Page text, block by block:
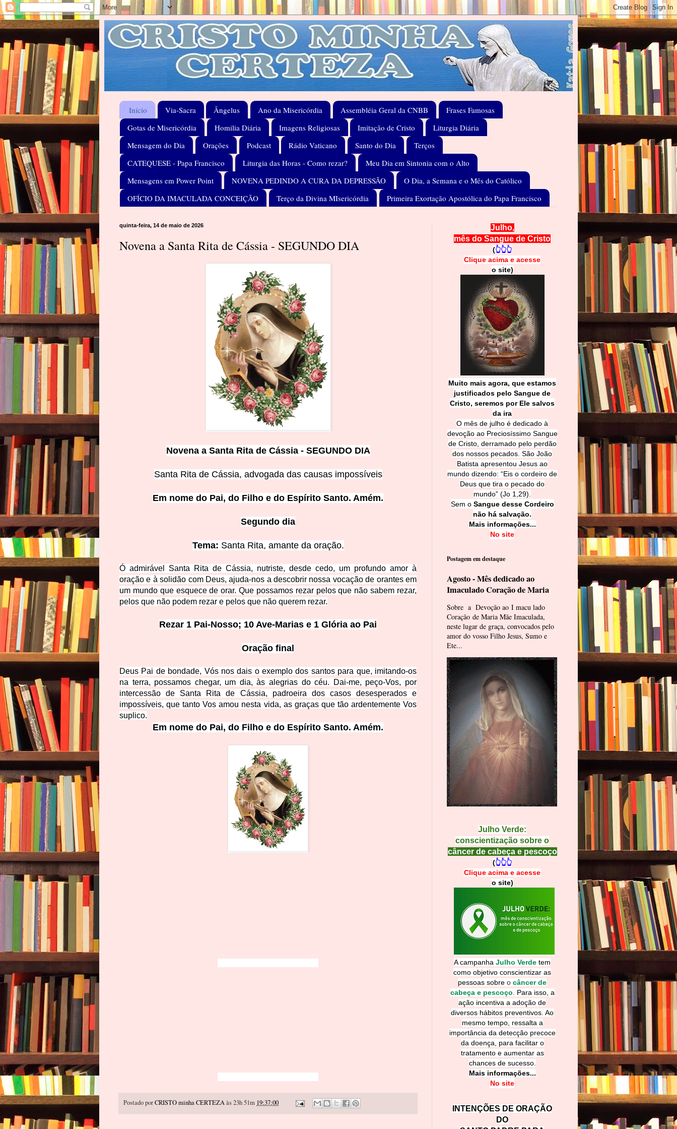
Início Via-Sacra Ângelus Ano da Misericórdia Assembléia Geral da CNBB
Frases Famosas
Gotas de Misericórdia
Homilia Diária Imagens Religiosas Imitação de Cristo
Liturgia Diária
Mensagem do Dia
Orações Podcast Rádio Vaticano Santo do Dia
Terços
CATEQUESE - Papa Francisco
Liturgia das Horas - Como rezar?
Meu Dia em Sintonia com o Alto
Mensagens em Power Point
NOVENA PEDINDO A CURA DA DEPRESSÃO
O Dia, a Semana e o Mês do Católico
OFÍCIO DA IMACULADA CONCEIÇÃO
Terço da Divina MIsericórdia Primeira Exortação Apostólica do Papa Francisco
quinta-feira, 14 de maio de 2026
Novena a Santa Rita de Cássia - SEGUNDO DIA
Novena a Santa Rita de Cássia - SEGUNDO DIA
Santa Rita de Cássia, advogada das causas impossíveis
Em nome do Pai, do Filho e do Espírito Santo. Amém.
Segundo dia
Tema: Santa Rita, amante da oração.
Ó admirável Santa Rita de Cássia, nutriste, desde cedo, um profundo amor à
oração e à solidão com Deus, ajuda-nos a descobrir nossa vocação de orantes em
um mundo que esquece de orar. Que possamos rezar pelos que não sabem rezar,
pe los que não podem rezar e pelos que não querem rezar.
Rezar 1 Pai-Nosso; 10 Ave-Marias e 1 Glória ao Pai
Oração final
Deus Pai de bondade, Vós nos dais o exemplo dos santos para que, imitando-os
na terra, possamos chegar, um dia, às alegrias do céu. Dai-me, peço-Vos, por
intercessão de Santa Rita de Cássia, padroeira dos casos desesperados e
impossíveis, que tanto Vos amou nesta vida, as graças que tão ardentemente Vos
suplico.
Em nome do Pai, do Filho e do Espírito Santo. Amém.
Postado porCRISTO minha CERTEZAàs 23h 51m 19:37:00
Julho,
mês do Sangue de Cristo
(👆👆👆
Clique acima e acesse
o site)
Muito mais agora, que estamos
justificados pelo Sangue de
Cristo, seremos por Ele salvos
da ira
O mês de julho é dedicado à
devoção ao Preciosíssimo Sangue
de Cristo, derramado pelo perdão
dos nossos pecados. São João
Batista apresentou Jesus ao
mundo dizendo: “Eis o cordeiro de
Deus que tira o pecado do
mundo” (Jo 1,29).
Sem o Sangue desse Cordeiro
não há salvação.
Mais informações...
No site
Postagem em destaque
Agosto - Mês dedicado ao
Imaculado Coração de Maria
Sobre a Devoção ao I macu lado
Coração de Maria Mãe Imaculada,
neste lugar de graça, convocados pelo
amor do vosso Filho Jesus, Sumo e
Ete...
Julho Verde:
conscientização sobre o
câncer de cabeça e pescoço
(👆👆👆
Clique acima e acesse
o site)
A campanha Julho Verde tem
como objetivo conscientizar as
pessoas sobre o câncer de
cabeça e pescoço
Para isso, a
ação incentiva a adoção de
diversos hábitos preventivos. Ao
mesmo tempo, ressalta a
importância da detecção precoce
da doença, para facilitar o
tratamento e aumentar as
chances de sucesso.
Mais informações...
No site
INTENÇÕES DE ORAÇÃO
DO